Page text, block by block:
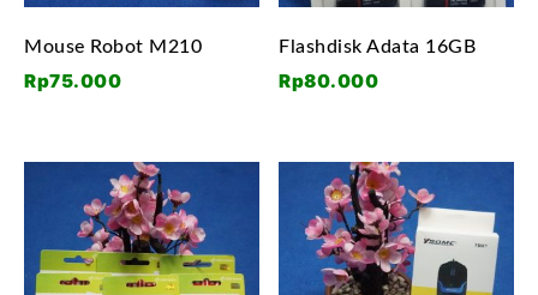
Mouse Robot M210
Rp75.000
Flashdisk Adata 16GB
Rp80.000